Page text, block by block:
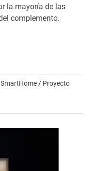
la mayoría de las
complemento.
SmartHome / Proyecto